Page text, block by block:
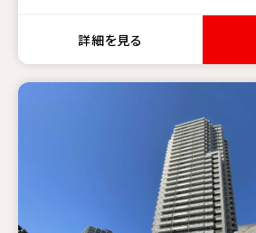
詳細を見る